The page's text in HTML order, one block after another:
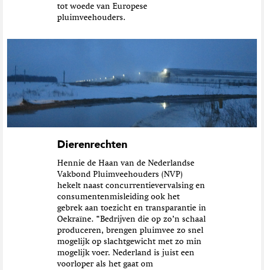
tot woede van Europese
pluimveehouders.
Dierenrechten
Hennie de Haan van de Nederlandse
Vakbond Pluimveehouders (NVP)
hekelt naast concurrentievervalsing en
consumentenmisleiding ook het
gebrek aan toezicht en transparantie in
Oekraïne. “Bedrijven die op zo’n schaal
produceren, brengen pluimvee zo snel
mogelijk op slachtgewicht met zo min
mogelijk voer. Nederland is juist een
voorloper als het gaat om